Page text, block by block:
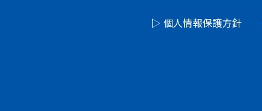
▷ 個人情報保護方針